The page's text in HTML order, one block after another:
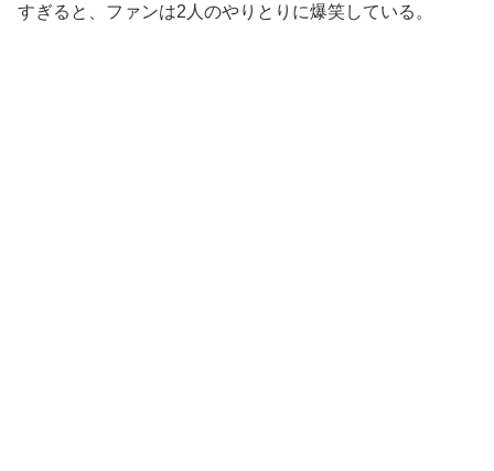
すぎると、ファンは2人のやりとりに爆笑している。